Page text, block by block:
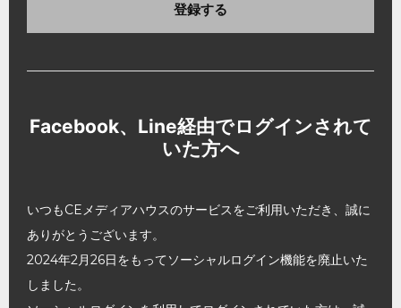
登録する
Facebook、Line経由でログインされて
いた方へ
いつもCEメディアハウスのサービスをご利用いただき、誠に
ありがとうございます。
2024年2月26日をもってソーシャルログイン機能を廃止いた
しました。